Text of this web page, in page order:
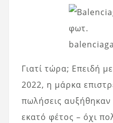
φωτ.
Γιατί τώρα; Επειδή
2022, η μάρκα
πωλήσεις αυξήθηκαν
εκατό φέτος – όχι